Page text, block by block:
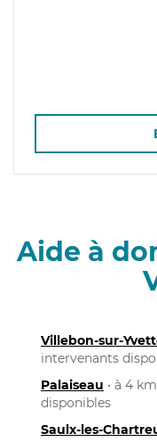
Aide à
Villebon-sur-
intervenants
Palaiseau • à 4
disponibles
Saulx-les-